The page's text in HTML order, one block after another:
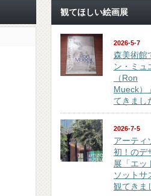
観てほしい絵画展
2026-5-7
森美術館
ン・ミュ
（Ron
Mueck）
てきまし
2026-7-5
アーティ
初！のデ
展「エッ
ソットサ
観てきま